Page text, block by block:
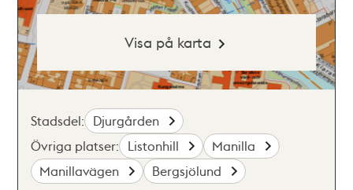
Visa på karta
Stadsdel: Djurgården
Övriga platser: Listonhill
Manilla
Manillavägen
Bergsjölund